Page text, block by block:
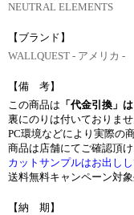
NEUTRAL ELEMENTS
【ブランド】
WALLQUEST - アメリカ -
【備 考】
この商品は 「代金引換」
裏にのりは付いておりませ
PC環境などにより実際の
商品は店舗にてご確認頂
カットサンプルはお出しし
送料無料キャンペーン対象
【納 期】